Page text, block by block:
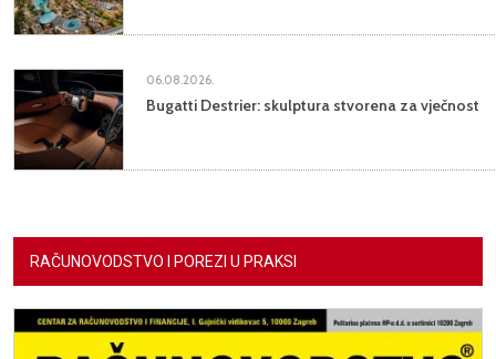
06.08.2026.
Bugatti Destrier: skulptura stvorena za vječnost
RAČUNOVODSTVO I POREZI U PRAKSI